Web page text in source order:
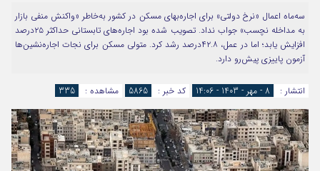
مرا به خاطر بسپار
سه‌ماه اعمال «نرخ دولتی» برای اجاره‌بهای مسکن در کشور به‌خاطر «واکنش منفی بازار
به مداخله نچسب» جواب نداد. تصویب شده بود اجاره‌های تابستانی حداکثر ۲۵درصد
افزایش یابد؛ اما در عمل، ۴۲.۸درصد رشد کرد. متولی مسکن برای نجات اجاره‌نشین‌ها
آزمون پاییزی پیش‌رو دارد.
انتشار : 8 - مهر - 1403 - 14:06 کد خبر : 5865 مشاهده : 335